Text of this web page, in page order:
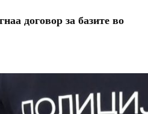
договор за базите во